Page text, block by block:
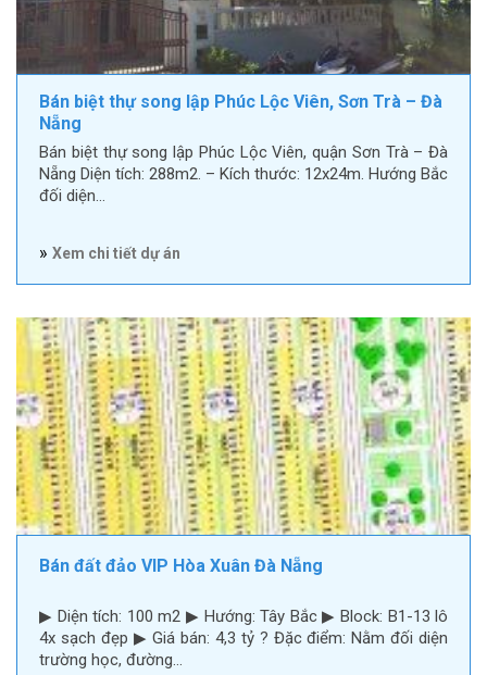
Bán biệt thự song lập Phúc Lộc Viên, Sơn Trà – Đà
Nẵng
Bán biệt thự song lập Phúc Lộc Viên, quận Sơn Trà – Đà
Nẵng Diện tích: 288m2. – Kích thước: 12x24m. Hướng Bắc
đối diện…
» Xem chi tiết dự án
Bán đất đảo VIP Hòa Xuân Đà Nẵng
▶ Diện tích: 100 m2 ▶ Hướng: Tây Bắc ▶ Block: B1-13 lô
4x sạch đẹp ▶ Giá bán: 4,3 tỷ ? Đặc điểm: Nằm đối diện
trường học, đường…